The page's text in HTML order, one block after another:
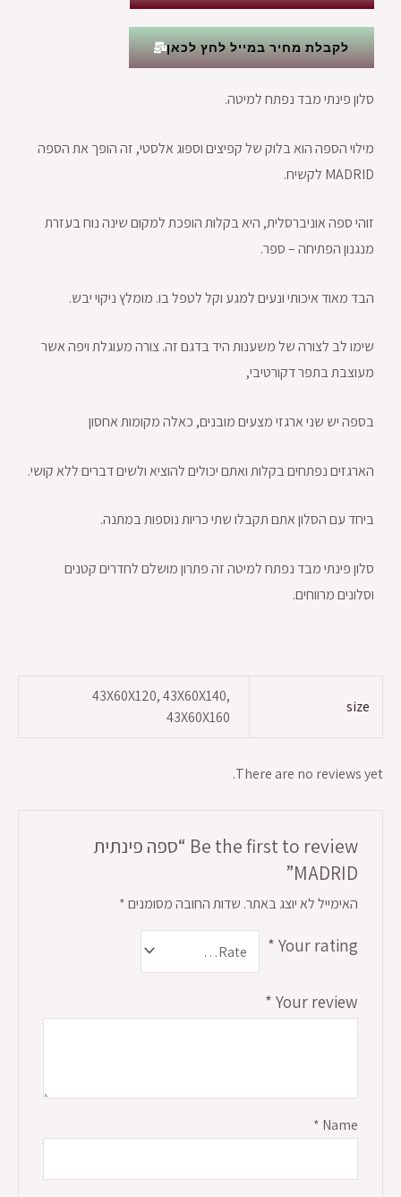
לקבלת מחיר במייל לחץ לכאן
סלון פינתי מבד נפתח למיטה.
מילוי הספה הוא בלוק של קפיצים וספוג אלסטי, זה הופך את הספה
MADRID לקשיח.
זוהי ספה אוניברסלית, היא בקלות הופכת למקום שינה נוח בעזרת
מנגנון הפתיחה – ספר.
הבד מאוד איכותי ונעים למגע וקל לטפל בו. מומלץ ניקוי יבש.
שימו לב לצורה של משענות היד בדגם זה. צורה מעוגלת ויפה אשר
מעוצבת בתפר דקורטיבי,
בספה יש שני ארגזי מצעים מובנים, כאלה מקומות אחסון
הארגזים נפתחים בקלות ואתם יכולים להוציא ולשים דברים ללא קושי.
ביחד עם הסלון אתם תקבלו שתי כריות נוספות במתנה.
סלון פינתי מבד נפתח למיטה זה פתרון מושלם לחדרים קטנים
וסלונים מרווחים.
size
43X60X120, 43X60X140,
43X60X160
There are no reviews yet.
Be the first to review “ספה פינתית
MADRID”
האימייל לא יוצג באתר. שדות החובה מסומנים*
Your rating
*
Your review
*
Name
*